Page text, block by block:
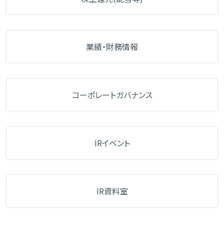
業績・財務情報
コーポレートガバナンス
IRイベント
IR資料室